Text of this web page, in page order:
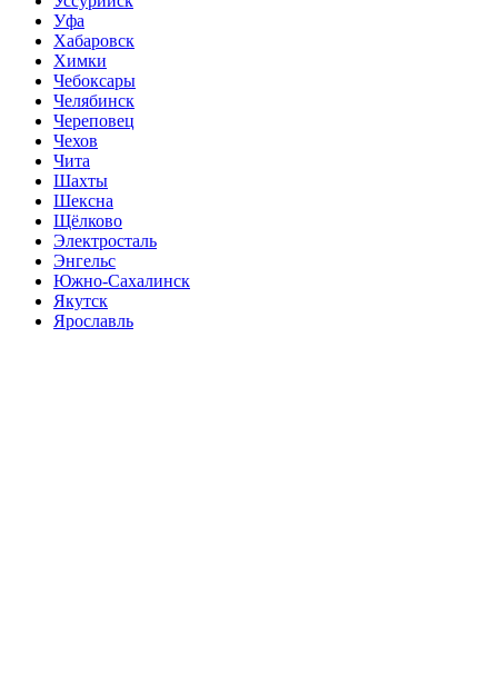
Уфа
Хабаровск
Химки
Чебоксары
Челябинск
Череповец
Чехов
Чита
Шахты
Шексна
Щёлково
Электросталь
Энгельс
Южно-Сахалинск
Якутск
Ярославль